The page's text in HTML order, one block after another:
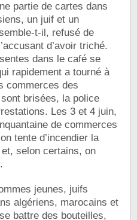
partie de cartes dans
un juif et un
t-il, refusé de
d’avoir triché.
dans le café se
rapidement a tourné à
commerces des
brisées, la police
Les 3 et 4 juin,
de commerces
tente d’incendier la
selon certains, on
jeunes, juifs
algériens, marocains et
battre des bouteilles,